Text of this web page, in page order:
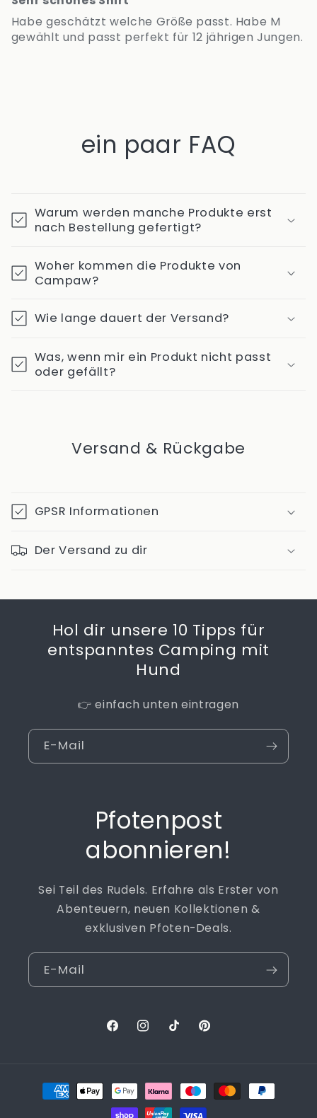
Habe geschätzt welche Größe passt. Habe M
gewählt und passt perfekt für 12 jährigen Jungen.
ein paar FAQ
Warum werden manche Produkte erst
nach Bestellung gefertigt?
Woher kommen die Produkte von
Campaw?
Wie lange dauert der Versand?
Was, wenn mir ein Produkt nicht passt
oder gefällt?
Versand & Rückgabe
GPSR Informationen
Der Versand zu dir
Hol dir unsere 10 Tipps für
entspanntes Camping mit
Hund
👉 einfach unten eintragen
E-Mail
Pfotenpost
abonnieren!
Sei Teil des Rudels. Erfahre als Erster von
Abenteuern, neuen Kollektionen &
exklusiven Pfoten-Deals.
E-Mail
FacebookInstagramTikTokPinterest
Zahlungsmethoden